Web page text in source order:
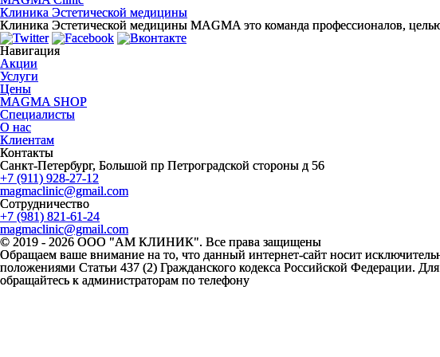
Клиника Эстетической медицины
Клиника Эстетической медицины MAGMA это команда профессионалов, целью
Навигация
Акции
Услуги
Цены
MAGMA SHOP
Специалисты
О нас
Клиентам
Контакты
Санкт-Петербург, Большой пр Петроградской стороны д 56
+7 (911) 928-27-12
magmaclinic@gmail.com
Сотрудничество
+7 (981) 821-61-24
magmaclinic@gmail.com
© 2019 - 2026 ООО "АМ КЛИНИК". Все права защищены
Обращаем ваше внимание на то, что данный интернет-сайт носит
положениями Статьи 437 (2) Гражданского кодекса Российской Федерации.
обращайтесь к администраторам по телефону